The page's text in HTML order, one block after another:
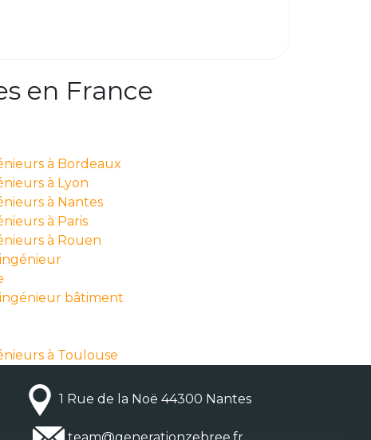
en France
à Bordeaux
à Lyon
à Nantes
à Paris
à Rouen
bâtiment
à Toulouse
1 Rue de la Noë 44300 Nantes